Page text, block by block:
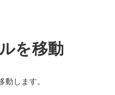
を移動
します。